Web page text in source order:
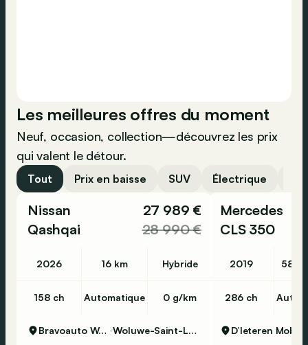
Les meilleures offres du moment
Neuf, occasion, collection—découvrez les prix
qui valent le détour.
Tout Prix en baisse SUV Électrique
Nissan
Qashqai
27 989 €
28 990 €
2026 16 km Hybride
158 ch Automatique 0 g/km
Bravoauto Woluwe Woluwe-Saint-Lambert
Mercedes
CLS 350
2019 58
286 ch